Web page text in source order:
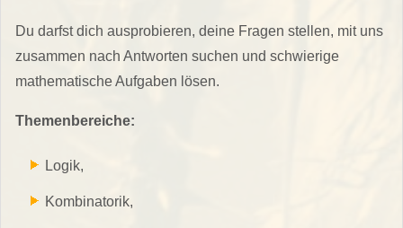
Du darfst dich ausprobieren, deine Fragen stellen, mit uns
zusammen nach Antworten suchen und schwierige
mathematische Aufgaben lösen.
Themenbereiche:
Logik,
Kombinatorik,